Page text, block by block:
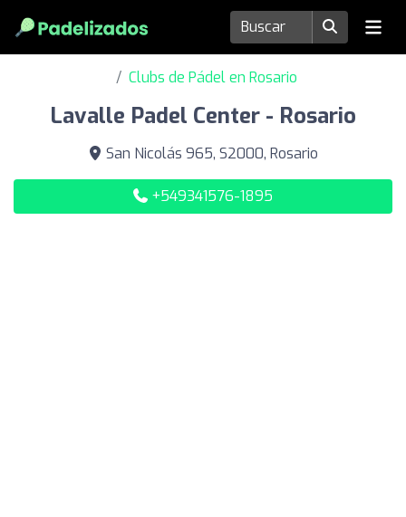
Clubs de Pádel en Rosario
Lavalle Padel Center - Rosario
San Nicolás 965, S2000, Rosario
+549341576-1895